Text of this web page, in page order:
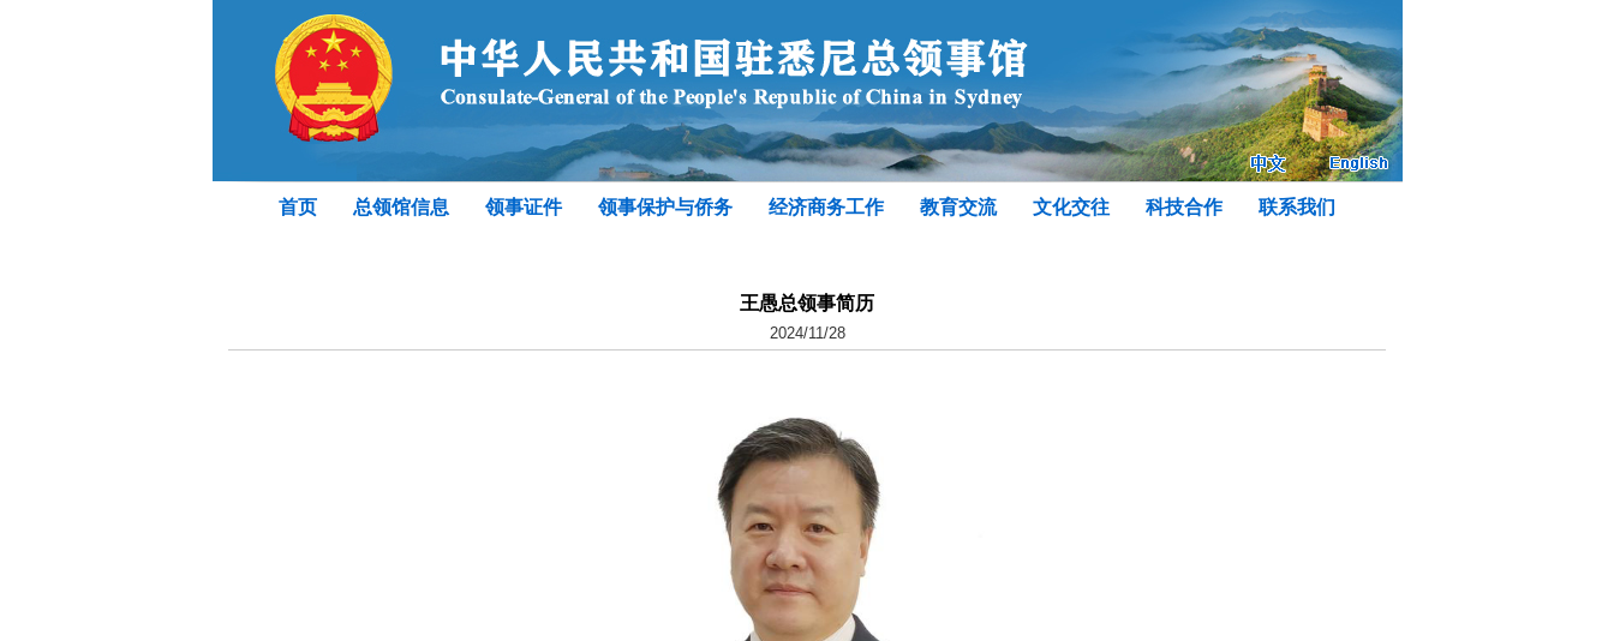
首页 总领馆信息 领事证件 领事保护与侨务 经济商务工作 教育交流 文化交往 科技合作 联系我们
王愚总领事简历
2024/11/28